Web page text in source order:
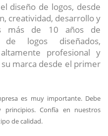
diseño de logos, desde
creatividad, desarrollo y
más de 10 años de
logos diseñados,
profesional y
marca desde el primer
es muy importante. Debe
Confía en nuestros
de calidad.